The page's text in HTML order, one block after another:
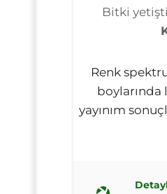
Bitki
Renk
yayınım